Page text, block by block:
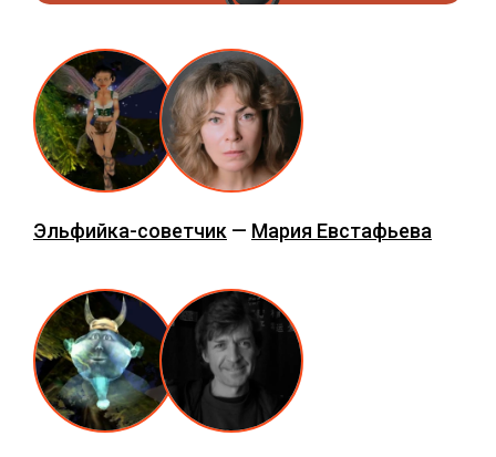
Эльфийка-советчик — Мария Евстафьева